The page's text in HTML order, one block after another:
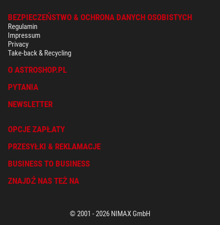
BEZPIECZEŃSTWO & OCHRONA DANYCH OSOBISTYCH
Regulamin
Impressum
Privacy
Take-back & Recycling
O ASTROSHOP.PL
PYTANIA
NEWSLETTER
OPCJE ZAPŁATY
PRZESYŁKI & REKLAMACJE
BUSINESS TO BUSINESS
ZNAJDŹ NAS TEŻ NA
© 2001 - 2026 NIMAX GmbH